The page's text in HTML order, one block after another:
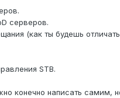
серверов.
(как ты будешь отличать
STB.
конечно написать самим,